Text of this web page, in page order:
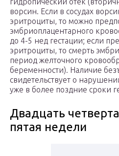
ворсин. Если в сосудах
эритроциты, то можно
эмбриоплацентарного
до 4-5 нед гестации; если
эритроциты, то смерть
период желточного
беременности). Наличие
свидетельствует о
уже в более поздние сроки
Двадцать
пятая недели